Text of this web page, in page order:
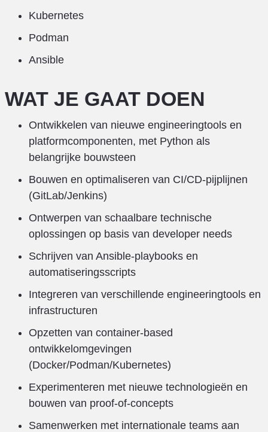
Kubernetes
Podman
Ansible
WAT JE GAAT DOEN
Ontwikkelen van nieuwe engineeringtools en
platformcomponenten, met Python als
belangrijke bouwsteen
Bouwen en optimaliseren van CI/CD-pijplijnen
(GitLab/Jenkins)
Ontwerpen van schaalbare technische
oplossingen op basis van developer needs
Schrijven van Ansible-playbooks en
automatiseringsscripts
Integreren van verschillende engineeringtools en
infrastructuren
Opzetten van container-based
ontwikkelomgevingen
(Docker/Podman/Kubernetes)
Experimenteren met nieuwe technologieën en
bouwen van proof-of-concepts
Samenwerken met internationale teams aan